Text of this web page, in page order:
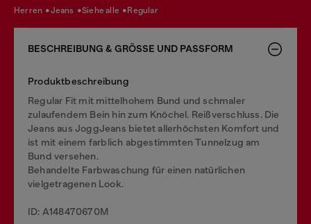
herren jeans siehe alle regular
BESCHREIBUNG & GRÖSSE UND PASSFORM
Produktbeschreibung
Regular Fit mit mittelhohem Bund und schmaler
zulaufendem Bein hin zum Knöchel. Reißverschluss. Die
Jeans aus JoggJeans bietet allerhöchsten Komfort und
ist mit einem farblich abgestimmten Tunnelzug am
Bund versehen.
Behandelte Farbwaschung für einen natürlichen
vielgetragenen Look.
ID: A148470670M